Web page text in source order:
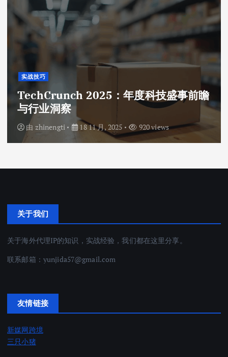
实战技巧
TechCrunch 2025：年度科技盛事前瞻
与行业洞察
由 zhinengti 18 11 月, 2025 920 views
关于我们
关于海外代理IP的知识，实战经验，我们都在这里分享。
联系邮箱： yunjida57@gmail.com
友情链接
新媒网跨境
三只小猪